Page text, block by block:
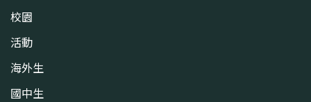
校園
活動
海外生
國中生